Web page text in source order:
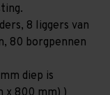
8 liggers van
80 borgpennen
diep is